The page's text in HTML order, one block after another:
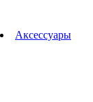
Аксессуары